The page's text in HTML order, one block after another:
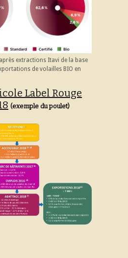
extractions Itavi de la base
de volailles BIO en
Label Rouge
(exemple du poulet)